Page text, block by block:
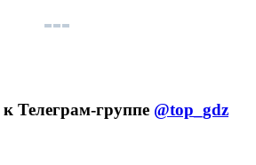
Телеграм-группе @top_gdz